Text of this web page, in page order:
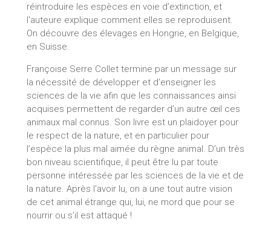
réintroduire les espèces en voie d’extinction, et
l'auteure explique comment elles se reproduisent.
On découvre des élevages en Hongrie, en Belgique,
en Suisse.
Françoise Serre Collet termine par un message sur
la nécessité de développer et d’enseigner les
sciences de la vie afin que les connaissances ainsi
acquises permettent de regarder d’un autre œil ces
animaux mal connus. Son livre est un plaidoyer pour
le respect de la nature, et en particulier pour
l’espèce la plus mal aimée du règne animal. D’un très
bon niveau scientifique, il peut être lu par toute
personne intéressée par les sciences de la vie et de
la nature. Après l'avoir lu, on a une tout autre vision
de cet animal étrange qui, lui, ne mord que pour se
nourrir ou s’il est attaqué !